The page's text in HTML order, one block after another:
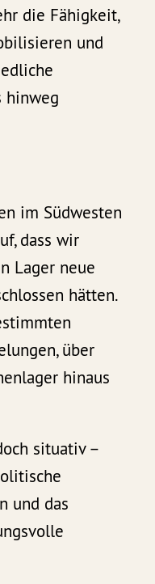
die Fähigkeit,
und
hinweg
im Südwesten
dass wir
Lager neue
hätten.
über
hinaus
situativ –
und das